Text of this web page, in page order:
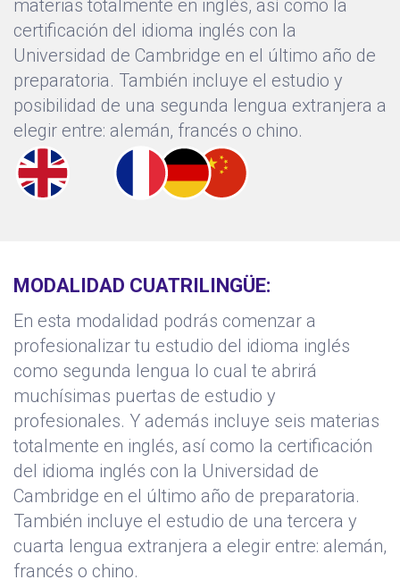
materias totalmente en inglés, así como la
certificación del idioma inglés con la
Universidad de Cambridge en el último año de
preparatoria. También incluye el estudio y
posibilidad de una segunda lengua extranjera a
elegir entre: alemán, francés o chino.
MODALIDAD CUATRILINGÜE:
En esta modalidad podrás comenzar a
profesionalizar tu estudio del idioma inglés
como segunda lengua lo cual te abrirá
muchísimas puertas de estudio y
profesionales. Y además incluye seis materias
totalmente en inglés, así como la certificación
del idioma inglés con la Universidad de
Cambridge en el último año de preparatoria.
También incluye el estudio de una tercera y
cuarta lengua extranjera a elegir entre: alemán,
francés o chino.